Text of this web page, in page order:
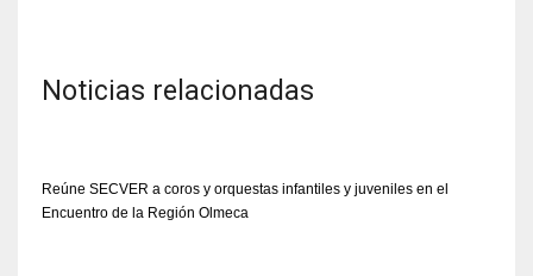
Noticias relacionadas
Reúne SECVER a coros y orquestas infantiles y juveniles en el
Encuentro de la Región Olmeca